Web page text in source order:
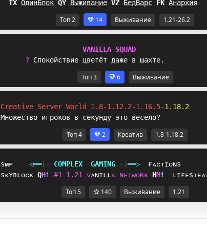
TS ОдинБлок AD Выживание RZ БедВарс OM Анархия
Топ 2 14 Выживание 1.21-26.2
VANIL L A SQUAD
? Спокойствие цветёт даже в шахте.
Топ 3 6 Выживание
Creative Server World 1.8-1.12.2-1.16.5-1.18.2
Множество игроков в секунду это весело?
Топ 4 2 Креатив 1.8-1.18.2
sᴍᴘ ◁══[‐ COMPL EX GAMING ‐]══▷
ғᴀᴄᴛɪᴏɴs
sᴋʏʙʟᴏᴄᴋ FAi #1 1 . 21 ᴠᴀɴɪʟʟᴀ ɴᴇᴛᴡᴏʀᴋ ATi ʟɪғᴇsᴛᴇᴀʟ
Топ 5 140 Выживание 1.21